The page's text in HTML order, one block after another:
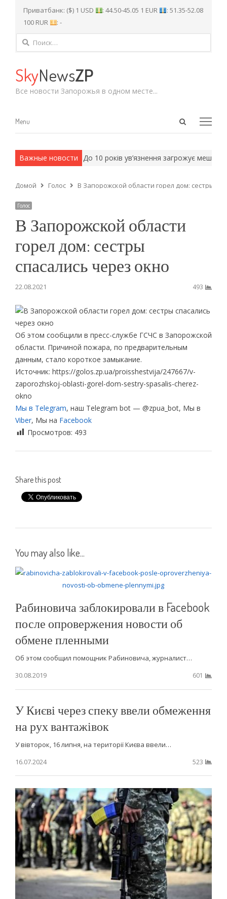
Приватбанк: ($) 1 USD : 44.50-45.05 1 EUR
: 51.35-52.08
100 RUR
: -
Найти:
SkyNewsZP
Все новости Запорожья в одном месте...
Open
Menu
Menu
Важные новости
методы. До 10 років ув’язнення загрожує
Домой Голос В Запорожской области горел дом: сестры
Голос
В Запорожской области
горел дом: сестры
спасались через окно
22.08.2021 493
Об этом сообщили в пресс-службе ГСЧС в Запорожской
области. Причиной пожара, по предварительным
данным, стало короткое замыкание.
Источник: https://golos.zp.ua/proisshestvija/247667/v-
zaporozhskoj-oblasti-gorel-dom-sestry-spasalis-cherez-
okno
Мы в Telegram, наш Telegram bot — @zpua_bot, Мы в
Viber, Мы на Facebook
Просмотров: 493
Share this post
You may also like...
Рабиновича заблокировали в Facebook
после опровержения новости об
обмене пленными
Об этом сообщил помощник Рабиновича, журналист…
30.08.2019
601
У Києві через спеку ввели обмеження
на рух вантажівок
У вівторок, 16 липня, на території Києва ввели…
16.07.2024
523